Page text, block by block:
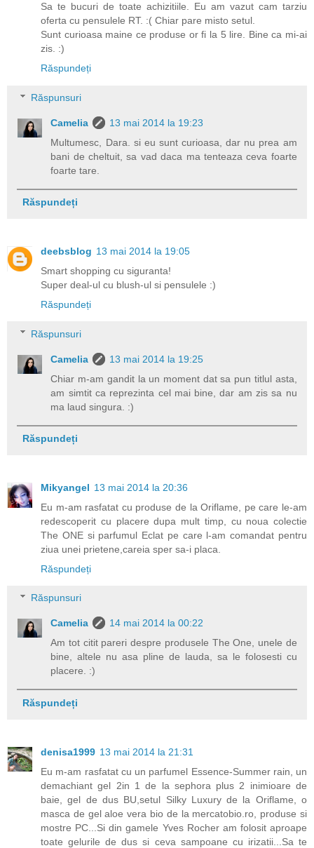
Sa te bucuri de toate achizitiile. Eu am vazut cam tarziu
oferta cu pensulele RT. :( Chiar pare misto setul.
Sunt curioasa maine ce produse or fi la 5 lire. Bine ca mi-ai
zis. :)
Răspundeți
Răspunsuri
Camelia
13 mai 2014 la 19:23
Multumesc, Dara. si eu sunt curioasa, dar nu prea am
bani de cheltuit, sa vad daca ma tenteaza ceva foarte
foarte tare.
Răspundeți
deebsblog 13 mai 2014 la 19:05
Smart shopping cu siguranta!
Super deal-ul cu blush-ul si pensulele :)
Răspundeți
Răspunsuri
Camelia
13 mai 2014 la 19:25
Chiar m-am gandit la un moment dat sa pun titlul asta,
am simtit ca reprezinta cel mai bine, dar am zis sa nu
ma laud singura. :)
Răspundeți
Mikyangel 13 mai 2014 la 20:36
Eu m-am rasfatat cu produse de la Oriflame, pe care le-am
redescoperit cu placere dupa mult timp, cu noua colectie
The ONE si parfumul Eclat pe care l-am comandat pentru
ziua unei prietene,careia sper sa-i placa.
Răspundeți
Răspunsuri
Camelia
14 mai 2014 la 00:22
Am tot citit pareri despre produsele The One, unele de
bine, altele nu asa pline de lauda, sa le folosesti cu
placere. :)
Răspundeți
denisa1999 13 mai 2014 la 21:31
Eu m-am rasfatat cu un parfumel Essence-Summer rain, un
demachiant gel 2in 1 de la sephora plus 2 inimioare de
baie, gel de dus BU,setul Silky Luxury de la Oriflame, o
masca de gel aloe vera bio de la mercatobio.ro, produse si
mostre PC...Si din gamele Yves Rocher am folosit aproape
toate gelurile de dus si ceva sampoane cu irizatii...Sa te